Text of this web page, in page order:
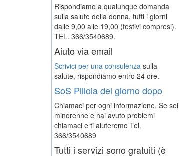
Rispondiamo a qualunque domanda
sulla salute della donna, tutti i giorni
dalle 9,00 alle 19,00 (festivi compresi).
TEL. 366/3540689.
Aiuto via email
Scrivici per una consulenza sulla
salute, rispondiamo entro 24 ore.
SoS Pillola del giorno dopo
Chiamaci per ogni informazione. Se sei
minorenne e hai avuto problemi
chiamaci e ti aiuteremo Tel.
366/3540689
Tutti i servizi sono gratuiti (è